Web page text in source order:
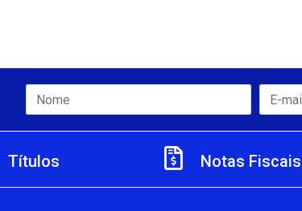
Títulos Notas Fiscais